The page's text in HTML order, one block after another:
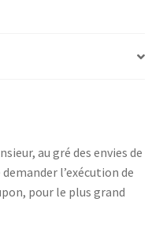
au gré des envies de
l’exécution de
pour le plus grand